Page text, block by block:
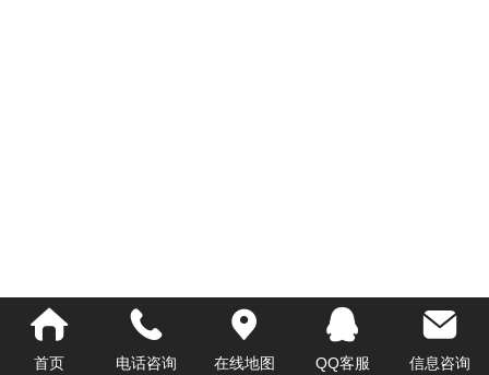
首页 电话咨询 在线地图 QQ客服 信息咨询